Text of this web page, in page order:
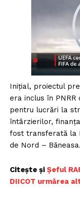
Inițial, proiectul
era inclus în
pentru lucrări la
întârzierilor,
fost transferată la
de Nord – Băneasa.
Citește și Șeful
DIICOT urmărea